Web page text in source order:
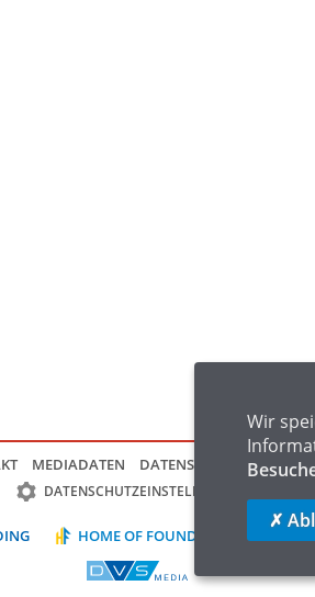
MEDIADATEN DATENSCHUTZ
DATENSCHUTZEINSTELLUNGEN
HOME OF FOUNDRY HOME
Wir
✗